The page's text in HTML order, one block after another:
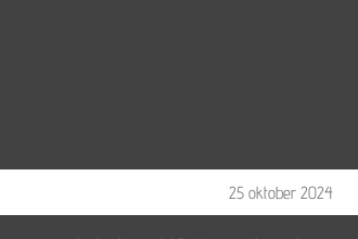
25 oktober 2024